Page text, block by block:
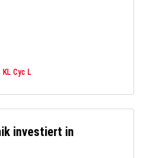
KL Cyc L
investiert in